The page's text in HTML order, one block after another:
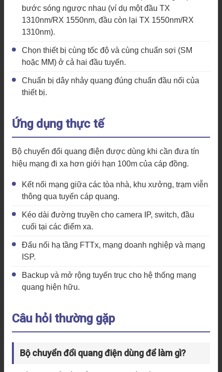
bước sóng ngược nhau (ví dụ một đầu TX
1310nm/RX 1550nm, đầu còn lại TX 1550nm/RX
1310nm).
Chọn thiết bị cùng tốc độ và cùng chuẩn sợi (SM
hoặc MM) ở cả hai đầu tuyến.
Chuẩn bị dây nhảy quang đúng chuẩn đầu nối của
thiết bị.
Ứng dụng thực tế
Bộ chuyển đổi quang điện được dùng khi cần đưa tín
hiệu mạng đi xa hơn giới hạn 100m của cáp đồng.
Kết nối mạng giữa các tòa nhà, khu xưởng, trạm viễn
thông qua tuyến cáp quang.
Kéo dài đường truyền cho camera IP, switch, đầu
cuối tại các điểm xa.
Đấu nối hạ tầng FTTx, mạng doanh nghiệp và mạng
ISP.
Backup và mở rộng tuyến trục cho hệ thống mạng
quang hiện hữu.
Câu hỏi thường gặp
Bộ chuyển đổi quang điện dùng để làm gì?